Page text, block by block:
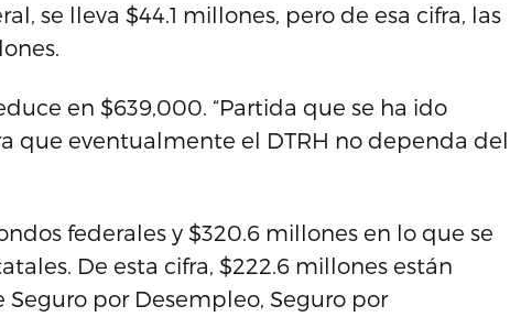
se lleva $44.1 millones, pero de esa cifra, las
en $639,000. “Partida que se ha ido
que eventualmente el DTRH no dependa del
federales y $320.6 millones en lo que se
De esta cifra, $222.6 millones están
por Desempleo, Seguro por